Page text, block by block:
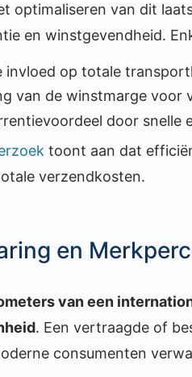
optimaliseren van dit
en winstgevendheid.
invloed op totale
van de winstmarge voor
door snelle
toont aan dat
verzendkosten.
en
van een
. Een vertraagde of
consumenten